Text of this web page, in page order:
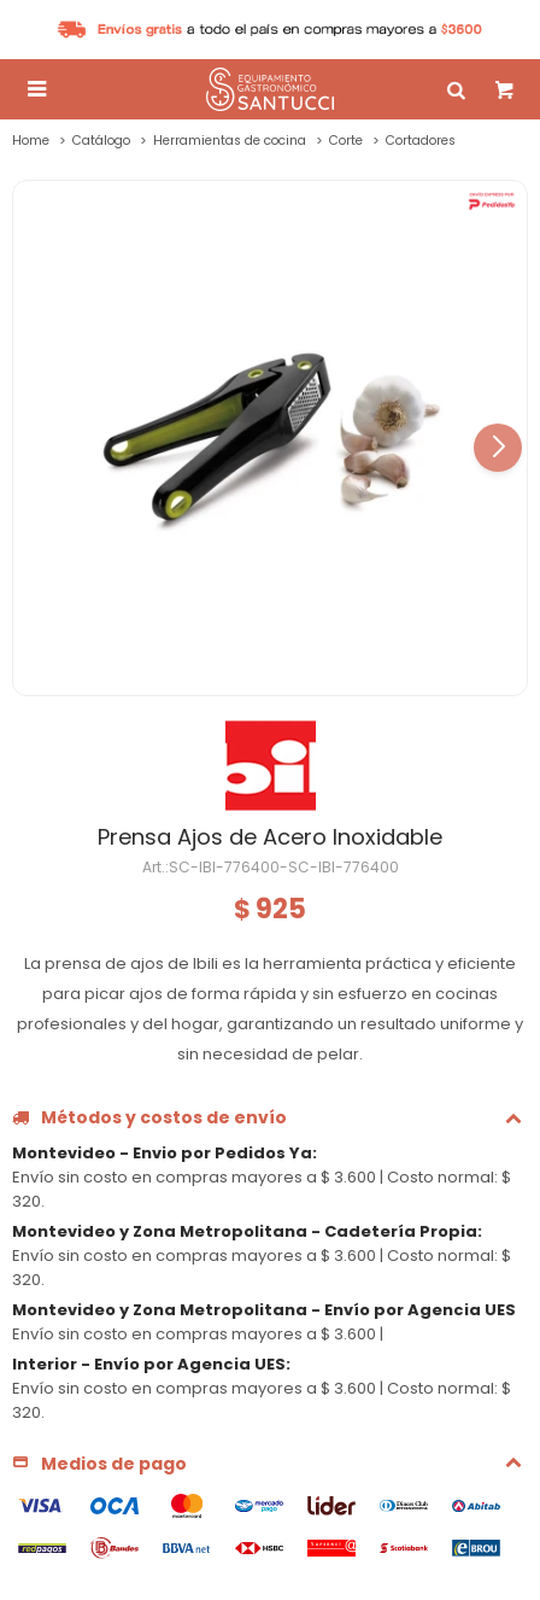

Home Catálogo Herramientas de cocina Corte Cortadores
Prensa Ajos de Acero Inoxidable
SC-IBI-776400-SC-IBI-776400
$ 925
La prensa de ajos de Ibili es la herramienta práctica y eficiente
para picar ajos de forma rápida y sin esfuerzo en cocinas
profesionales y del hogar, garantizando un resultado uniforme y
sin necesidad de pelar.
Métodos y costos de envío
Montevideo - Envio por Pedidos Ya:
Envío sin costo en compras mayores a $ 3.600 | Costo normal: $
320.
Montevideo y Zona Metropolitana - Cadetería Propia:
Envío sin costo en compras mayores a $ 3.600 | Costo normal: $
320.
Montevideo y Zona Metropolitana - Envío por Agencia UES
Envío sin costo en compras mayores a $ 3.600 |
Interior - Envío por Agencia UES:
Envío sin costo en compras mayores a $ 3.600 | Costo normal: $
320.
Medios de pago